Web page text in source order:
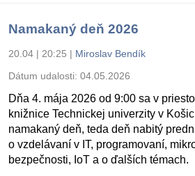
Namakaný deň 2026
20.04 | 20:25 | Miroslav Bendík
Dátum udalosti: 04.05.2026
Dňa 4. mája 2026 od 9:00 sa v
knižnice Technickej univerzity v
namakaný deň, teda deň nabitý
o vzdelávaní v IT, programovaní,
bezpečnosti, IoT a o ďalších témach.